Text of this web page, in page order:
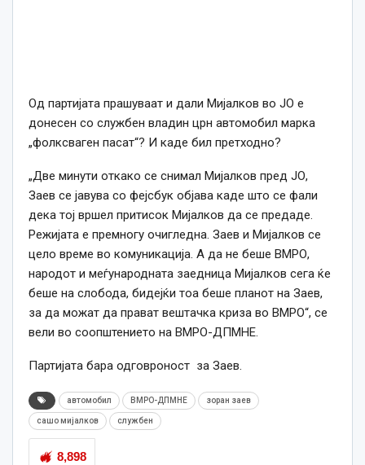
Од партијата прашуваат и дали Мијалков во ЈО е
донесен со службен владин црн автомобил марка
„фолксваген пасат“? И каде бил претходно?
„Две минути откако се снимал Мијалков пред ЈО,
Заев се јавува со фејсбук објава каде што се фали
дека тој вршел притисок Мијалков да се предаде.
Режијата е премногу очигледна. Заев и Мијалков се
цело време во комуникација. А да не беше ВМРО,
народот и меѓународната заедница Мијалков сега ќе
беше на слобода, бидејќи тоа беше планот на Заев,
за да можат да прават вештачка криза во ВМРО“, се
вели во соопштението на ВМРО-ДПМНЕ.
Партијата бара одговроност за Заев.
автомобил ВМРО-ДПМНЕ зоран заев
сашо мијалков службен
8,898